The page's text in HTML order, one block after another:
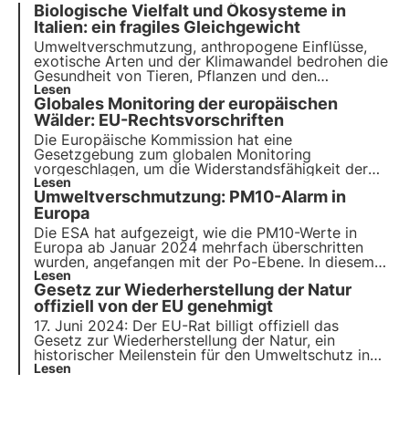
Biologische Vielfalt und Ökosysteme in
Italien: ein fragiles Gleichgewicht
Umweltverschmutzung, anthropogene Einflüsse,
exotische Arten und der Klimawandel bedrohen die
Gesundheit von Tieren, Pflanzen und den
Lebensräumen, in denen sie leben. Das UN-
Programm bis 2030 ruft zu Schutz und
Wiederherstellung auf. Doch es ist rechtzeitiges
Handeln erforderlich.
Lesen
Globales Monitoring der europäischen
Wälder: EU-Rechtsvorschriften
Die Europäische Kommission hat eine
Gesetzgebung zum globalen Monitoring
vorgeschlagen, um die Widerstandsfähigkeit der
europäischen Wälder zu erhöhen. Was ist das Ziel
des vorgeschlagenen Gesetzes und wie wird es
sich auf den Kampf gegen den Klimawandel und
den Verlust der biologischen Vielfalt auswirken?
Lesen
Umweltverschmutzung: PM10-Alarm in
Europa
Die ESA hat aufgezeigt, wie die PM10-Werte in
Europa ab Januar 2024 mehrfach überschritten
wurden, angefangen mit der Po-Ebene. In diesem
Artikel erfahren Sie, was PM10 ist, welche
Auswirkungen es auf die biologische Vielfalt hat
und welche wichtige Rolle die Umweltüberwachung
in diesem Bereich spielt.
Lesen
Gesetz zur Wiederherstellung der Natur
offiziell von der EU genehmigt
17. Juni 2024: Der EU-Rat billigt offiziell das
Gesetz zur Wiederherstellung der Natur, ein
historischer Meilenstein für den Umweltschutz in
Europa, dank der Zustimmung von 20
Lesen